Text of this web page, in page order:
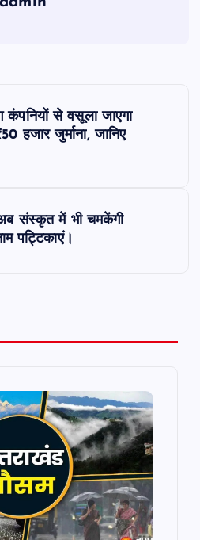
से वसूला जाएगा
हजार जुर्माना, जानिए
संस्कृत में भी चमकेंगी
पट्टिकाएं।